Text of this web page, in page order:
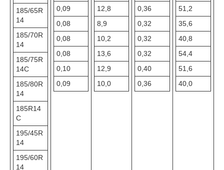
185/65R
14
185/70R
14
185/75R
14C
185/80R
14
185R14
C
195/45R
14
195/60R
14
0,09
0,08
0,08
0,08
0,10
0,09
12,8
8,9
10,2
13,6
12,9
10,0
0,36
0,32
0,32
0,32
0,40
0,36
51,2
35,6
40,8
54,4
51,6
40,0